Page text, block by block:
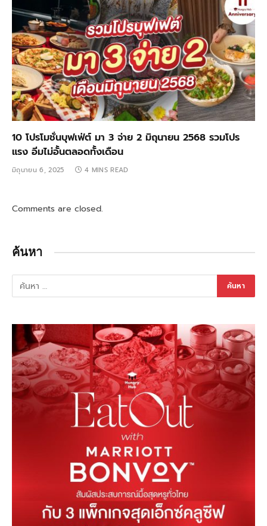
10 โปรโมชั่นบุฟเฟ่ต์ มา 3 จ่าย 2 มิถุนายน 2568 รวมโปร
แรง อิ่มไม่อั้นตลอดทั้งเดือน
มิถุนายน 6, 2025 4 MINS READ
Comments are closed.
ค้นหา